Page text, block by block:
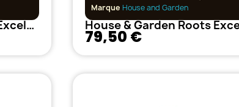
House & Garden Roots Excelurator 250 ml
Marque House and Garden
79,50 €